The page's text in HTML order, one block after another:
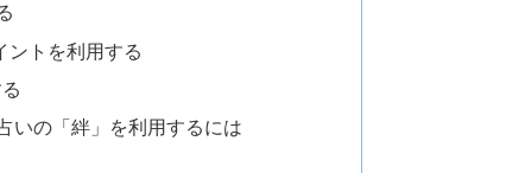
ントを利用する
いの「絆」を利用するには